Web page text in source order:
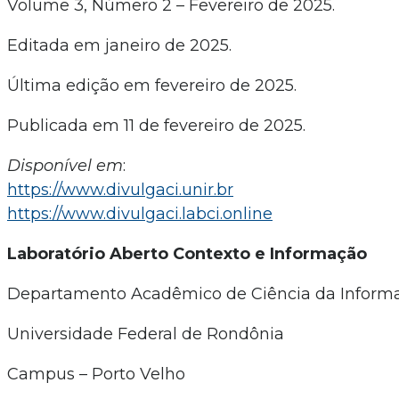
Volume 3, Número 2 – Fevereiro de 2025.
Editada em janeiro de 2025.
Última edição em fevereiro de 2025.
Publicada em 11 de fevereiro de 2025.
Disponível em:
https://www.divulgaci.unir.br
https://www.divulgaci.labci.online
Laboratório Aberto Contexto e Informação
Departamento Acadêmico de Ciência da
Universidade Federal de Rondônia
Campus – Porto Velho